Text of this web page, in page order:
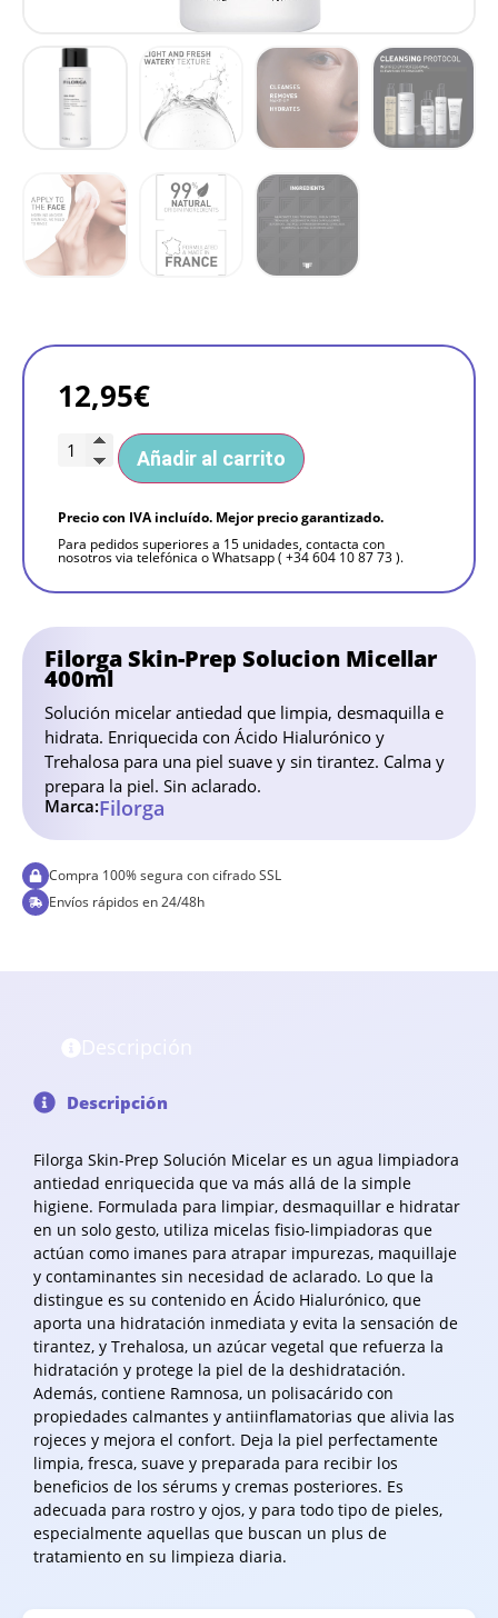
Filorga Skin-Prep Solucion Micellar
400ml
Solución micelar antiedad que limpia, desmaquilla e
hidrata. Enriquecida con Ácido Hialurónico y
Trehalosa para una piel suave y sin tirantez. Calma y
prepara la piel. Sin aclarado.
Marca:Filorga
12,95€
Añadir al carrito
Precio con IVA incluído. Mejor precio garantizado.
Para pedidos superiores a 15 unidades, contacta con
nosotros via telefónica o Whatsapp ( +34 604 10 87 73 ).
Compra 100% segura con cifrado SSL
Envíos rápidos en 24/48h
Descripción
Filorga Skin-Prep Solución Micelar es un agua limpiadora
antiedad enriquecida que va más allá de la simple
higiene. Formulada para limpiar, desmaquillar e hidratar
en un solo gesto, utiliza micelas fisio-limpiadoras que
actúan como imanes para atrapar impurezas, maquillaje
y contaminantes sin necesidad de aclarado. Lo que la
distingue es su contenido en Ácido Hialurónico, que
aporta una hidratación inmediata y evita la sensación de
tirantez, y Trehalosa, un azúcar vegetal que refuerza la
hidratación y protege la piel de la deshidratación.
Además, contiene Ramnosa, un polisacárido con
propiedades calmantes y antiinflamatorias que alivia las
rojeces y mejora el confort. Deja la piel perfectamente
limpia, fresca, suave y preparada para recibir los
beneficios de los sérums y cremas posteriores. Es
adecuada para rostro y ojos, y para todo tipo de pieles,
especialmente aquellas que buscan un plus de
tratamiento en su limpieza diaria.